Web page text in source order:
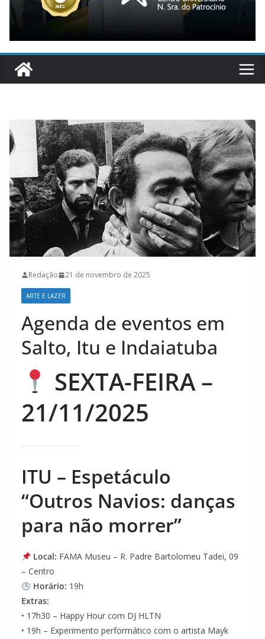
Redação 21 de novembro de 2025
ARTE E LAZER
Agenda de eventos em
Salto, Itu e Indaiatuba
SEXTA-FEIRA –
21/11/2025
ITU – Espetáculo
“Outros Navios: danças
para não morrer”
Local: FAMA Museu – R. Padre Bartolomeu Tadei, 09
– Centro
Horário: 19h
Extras:
• 17h30 – Happy Hour com DJ HLTN
• 19h – Experimento performático com o artista Mayk